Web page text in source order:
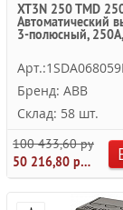
XT3N 250 TMD
Автоматический
3-полюсный,
Бренд: ABB
Склад: 58 шт.
100 433,60 руб.
50 216,80 руб.